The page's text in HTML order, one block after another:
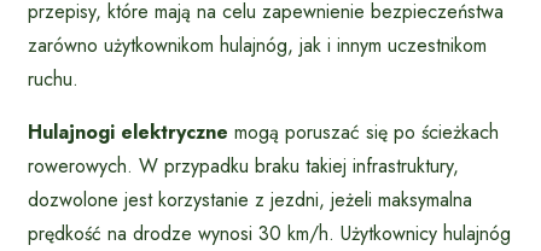
przepisy, które mają na celu zapewnienie bezpieczeństwa
zarówno użytkownikom hulajnóg, jak i innym uczestnikom
ruchu.
Hulajnogi elektryczne mogą poruszać się po ścieżkach
rowerowych. W przypadku braku takiej infrastruktury,
dozwolone jest korzystanie z jezdni, jeżeli maksymalna
prędkość na drodze wynosi 30 km/h. Użytkownicy hulajnóg